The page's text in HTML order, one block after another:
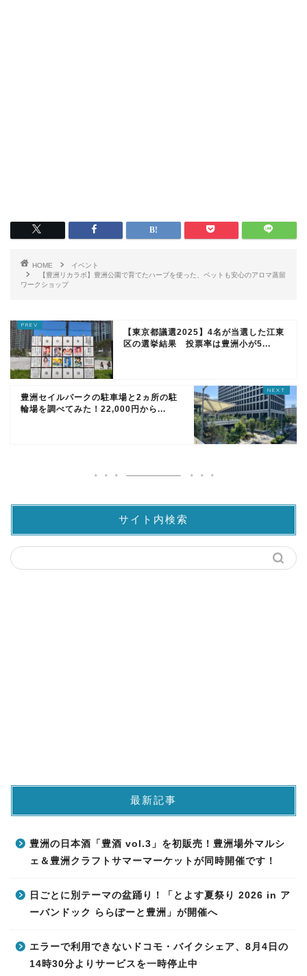
HOME
イベント
【豊洲リカラボ】豊洲公園で育てたハーブを使った、ペットも安心のアロマ蒸留
ワークショップ
【東京都議選2025】4名が当選した江東
区の選挙結果 投票率は豊洲小が5...
豊洲セイルパークの駐車場と2ヵ所の駐
輪場を調べてみた！22,000円から...
サイト内検索
最新記事
豊洲の日本酒「豊酒 vol.3」を初販売！豊洲場外マルシ
ェ＆豊洲クラフトサマーマーケットが同時開催です！
日ごとに別テーマの盆踊り！「とよす夏祭り 2026 in ア
ーバンドック ららぽーと豊洲」が開催へ
エラーで利用できないドコモ・バイクシェア、8月4日の
14時30分よりサービスを一時停止中